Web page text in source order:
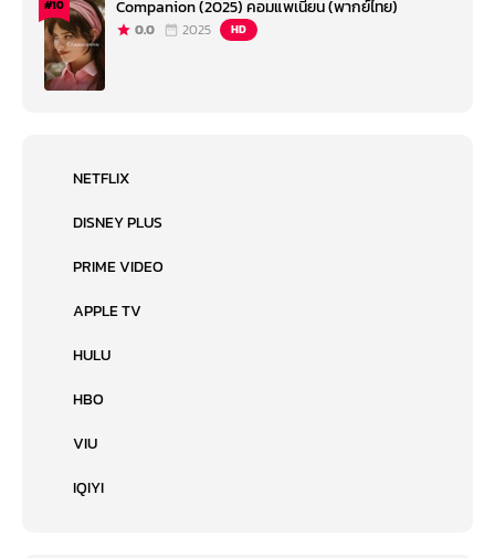
#10 Companion (2025) คอมแพเนียน (พากย์ไทย)
0.0 2025 HD
NETFLIX
DISNEY PLUS
PRIME VIDEO
APPLE TV
HULU
HBO
VIU
IQIYI